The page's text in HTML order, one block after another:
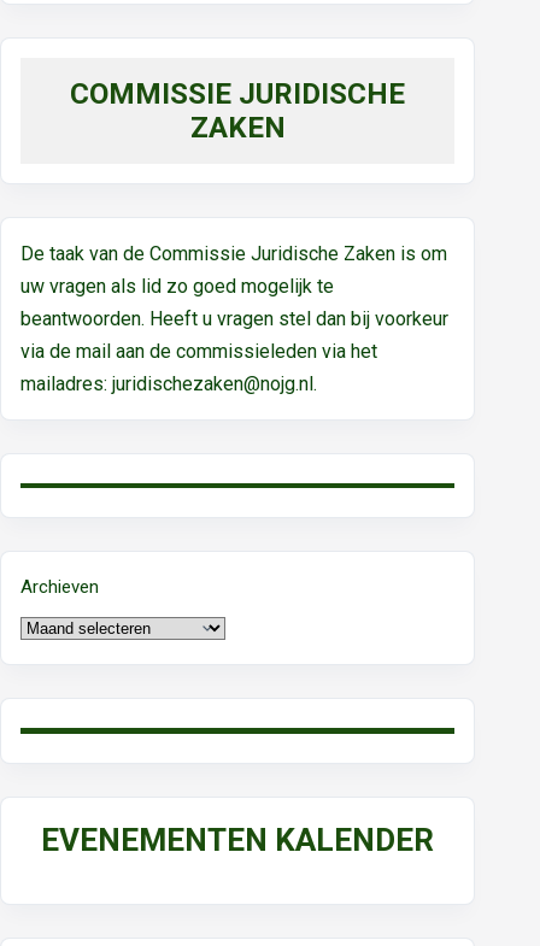
COMMISSIE JURIDISCHE
ZAKEN
De taak van de Commissie Juridische Zaken is om
uw vragen als lid zo goed mogelijk te
beantwoorden. Heeft u vragen stel dan bij voorkeur
via de mail aan de commissieleden via het
mailadres: juridischezaken@nojg.nl.
Archieven
EVENEMENTEN KALENDER